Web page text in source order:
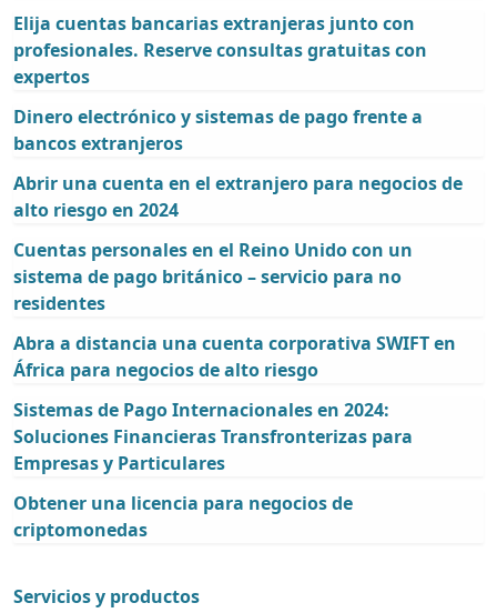
Elija cuentas bancarias extranjeras junto con
profesionales. Reserve consultas gratuitas con
expertos
Dinero electrónico y sistemas de pago frente a
bancos extranjeros
Abrir una cuenta en el extranjero para negocios de
alto riesgo en 2024
Cuentas personales en el Reino Unido con un
sistema de pago británico – servicio para no
residentes
Abra a distancia una cuenta corporativa SWIFT en
África para negocios de alto riesgo
Sistemas de Pago Internacionales en 2024:
Soluciones Financieras Transfronterizas para
Empresas y Particulares
Obtener una licencia para negocios de
criptomonedas
Servicios y productos